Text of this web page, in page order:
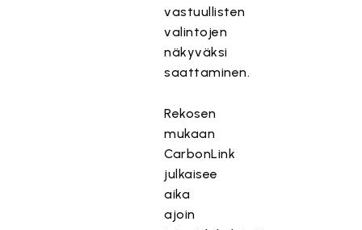
vastuullisten
valintojen
näkyväksi
saattaminen.
Rekosen
mukaan
CarbonLink
julkaisee
aika
ajoin